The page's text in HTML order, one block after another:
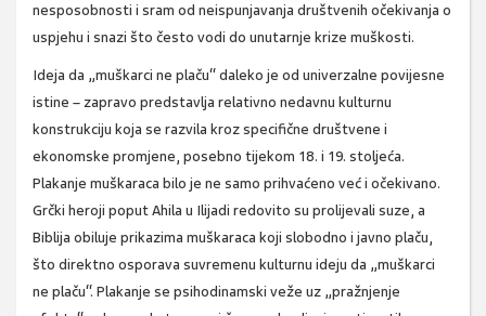
nesposobnosti i sram od neispunjavanja društvenih očekivanja o
uspjehu i snazi što često vodi do unutarnje krize muškosti.
Ideja da „muškarci ne plaču“ daleko je od univerzalne povijesne
istine – zapravo predstavlja relativno nedavnu kulturnu
konstrukciju koja se razvila kroz specifične društvene i
ekonomske promjene, posebno tijekom 18. i 19. stoljeća.
Plakanje muškaraca bilo je ne samo prihvaćeno već i očekivano.
Grčki heroji poput Ahila u Ilijadi redovito su prolijevali suze, a
Biblija obiluje prikazima muškaraca koji slobodno i javno plaču,
što direktno osporava suvremenu kulturnu ideju da „muškarci
ne plaču“. Plakanje se psihodinamski veže uz „pražnjenje